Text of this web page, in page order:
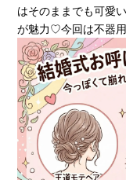
はそのままでも可愛
が魅力♡今回は不器